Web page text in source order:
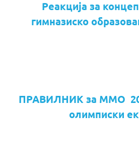
Реакција за
гимназиско
ПРАВИЛНИК за ММО
олимписки